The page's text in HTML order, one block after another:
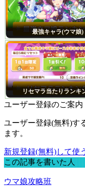
最強キャラ(ウマ娘)
リセマラ当たりランキ
ユーザー登録のご案内
ユーザー登録(無料)す
ます。
新規登録(無料)して使
この記事を書いた人
ウマ娘攻略班